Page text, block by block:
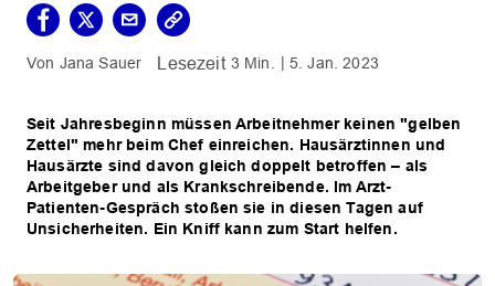
Jana Sauer 3 Min. 5. Jan. 2023
Seit Jahresbeginn müssen Arbeitnehmer keinen "gelben
Zettel" mehr beim Chef einreichen. Hausärztinnen und
Hausärzte sind davon gleich doppelt betroffen – als
Arbeitgeber und als Krankschreibende. Im Arzt-
Patienten-Gespräch stoßen sie in diesen Tagen auf
Unsicherheiten. Ein Kniff kann zum Start helfen.